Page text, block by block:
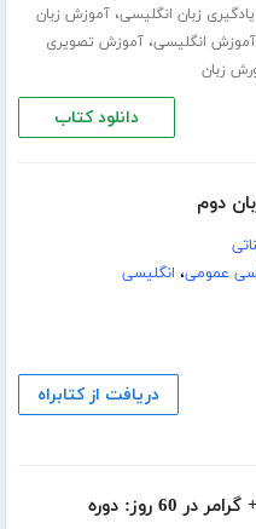
یادگیری زبان انگلیسی،آموزش زبان
آموزش انگلیسی،آموزش تصویری
زبان
دانلود کتاب
دوم
عمومی، انگلیسی
دریافت از کتابراه
دانلود کتاب مکالمه زبان انگلیسی + گرامر در 60 روز: دوره